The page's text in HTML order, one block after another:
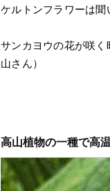
ケルトンフラワーは聞
サンカヨウの花が咲
山さん）
高山植物の一種で高